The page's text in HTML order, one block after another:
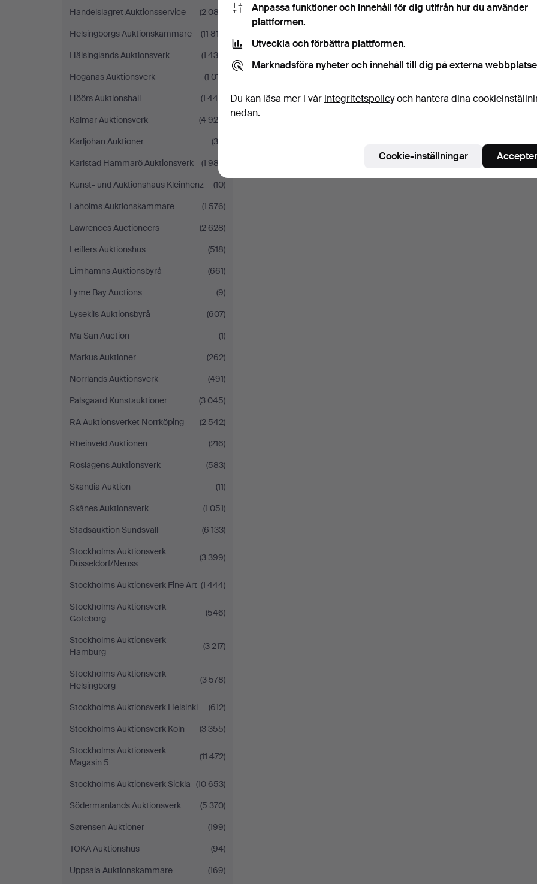
Handelslagret Auktionsservice
(2 082)
Helsingborgs Auktionskammare
(11 813)
Hälsinglands Auktionsverk
(1 430)
Höganäs Auktionsverk
(1 017)
Höörs Auktionshall
(1 446)
Kalmar Auktionsverk
(4 924)
Karljohan Auktioner
(39)
Karlstad Hammarö Auktionsverk
(1 982)
Kunst- und Auktionshaus Kleinhenz
(10)
Laholms Auktionskammare
(1 576)
Lawrences Auctioneers
(2 628)
Leiflers Auktionshus
(518)
Limhamns Auktionsbyrå
(661)
Lyme Bay Auctions
(9)
Lysekils Auktionsbyrå
(607)
Ma San Auction
(1)
Markus Auktioner
(262)
Norrlands Auktionsverk
(491)
Palsgaard Kunstauktioner
(3 045)
RA Auktionsverket Norrköping
(2 542)
Rheinveld Auktionen
(216)
Roslagens Auktionsverk
(583)
Skandia Auktion
(11)
Skånes Auktionsverk
(1 051)
Stadsauktion Sundsvall
(6 133)
Stockholms Auktionsverk
Düsseldorf/Neuss
(3 399)
Stockholms Auktionsverk Fine Art (1 444)
Stockholms Auktionsverk
Göteborg
(546)
Stockholms Auktionsverk
Hamburg
(3 217)
Stockholms Auktionsverk
Helsingborg
(3 578)
Stockholms Auktionsverk Helsinki
(612)
Stockholms Auktionsverk Köln
(3 355)
Stockholms Auktionsverk
Magasin 5
(11 472)
Stockholms Auktionsverk Sickla (10 653)
Södermanlands Auktionsverk
(5 370)
Sørensen Auktioner
(199)
TOKA Auktionshus
(94)
Uppsala Auktionskammare
(169)
Anpassa funktioner och innehåll för dig utifrån hur du använder
plattformen.
Utveckla och förbättra plattformen.
Marknadsföra nyheter och innehåll till dig på externa
Du kan läsa mer i vår integritetspolicyoch hantera dina
nedan.
Cookie-inställningar